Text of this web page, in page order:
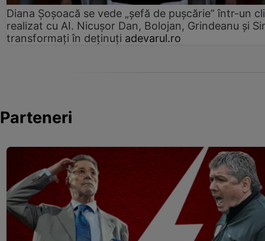
Diana Șoșoacă se vede „șefă de pușcărie” într-un
realizat cu AI. Nicușor Dan, Bolojan, Grindeanu și
transformați în deținuți adevarul.ro
Parteneri